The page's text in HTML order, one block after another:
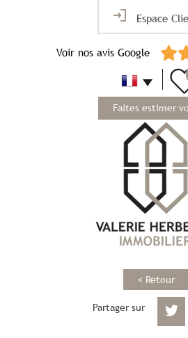
Espace
Voir nos avis Google
Faites estimer
< Retour
Partager sur